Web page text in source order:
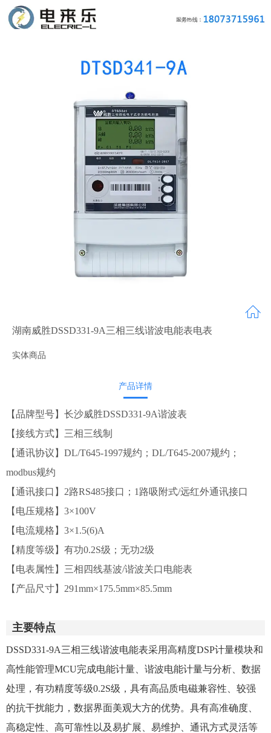
湖南威胜DSSD331-9A三相三线谐波电能表电表
实体商品
产品详情
【品牌型号】长沙威胜DSSD331-9A谐波表
【接线方式】三相三线制
【通讯协议】DL/T645-1997规约；DL/T645-2007规约；
modbus规约
【通讯接口】2路RS485接口；1路吸附式/远红外通讯接口
【电压规格】3×100V
【电流规格】3×1.5(6)A
【精度等级】有功0.2S级；无功2级
【电表属性】三相四线基波/谐波关口电能表
【产品尺寸】291mm×175.5mm×85.5mm
主要特点
DSSD331-9A三相三线谐波电能表采用高精度DSP计量模块和
高性能管理MCU完成电能计量、 谐波电能计量与分析、数据
处理，有功精度等级0.2S级，具有高品质电磁兼容性、较强
的抗干扰能力，数据界面美观大方的优势。具有高准确度、
高稳定性、高可靠性以及易扩展、易维护、通讯方式灵活等